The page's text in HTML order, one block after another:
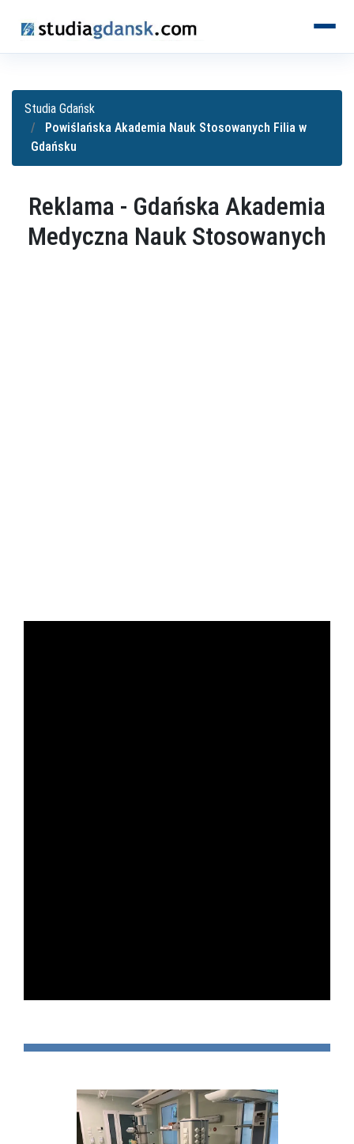
Studia Gdańsk
Powiślańska Akademia Nauk Stosowanych Filia w
Gdańsku
Reklama - Gdańska Akademia
Medyczna Nauk Stosowanych